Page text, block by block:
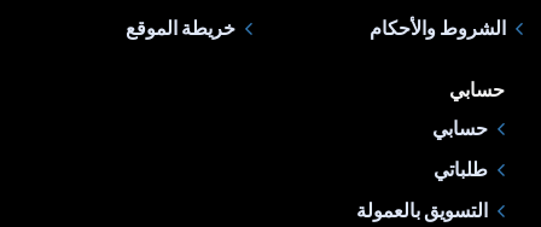
الشروط والأحكام
خريطة الموقع
حسابي
حسابي
طلباتي
التسويق بالعمولة